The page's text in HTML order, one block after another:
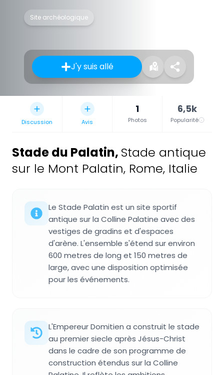
Site archéologique
J'y suis allé
Discussion Avis
1
Photos
6,5k
Popularité
Stade du Palatin, Stade antique
sur le Mont Palatin, Rome, Italie
Le Stade Palatin est un site sportif
antique sur la Colline Palatine avec des
vestiges de gradins et d'espaces
d'arène. L'ensemble s'étend sur environ
600 metres de long et 150 metres de
large, avec une disposition optimisée
pour les événements.
L'Empereur Domitien a construit le stade
au premier siecle après Jésus-Christ
dans le cadre de son programme de
construction étendus sur la Colline